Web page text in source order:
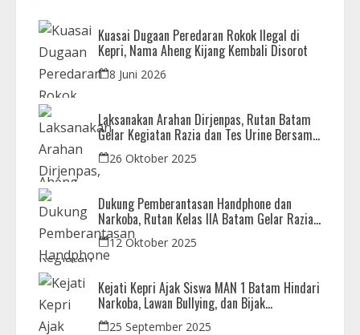
Kuasai Dugaan Peredaran Rokok Ilegal di
Kepri, Nama Aheng Kijang Kembali Disorot
8 Juni 2026
Laksanakan Arahan Dirjenpas, Rutan Batam
Gelar Kegiatan Razia dan Tes Urine Bersama
APH26 Oktober 2025
Dukung Pemberantasan Handphone dan
Narkoba, Rutan Kelas IIA Batam Gelar Razia
Bersama Aparat Penegak Hukum
12 Oktober 2025
Kejati Kepri Ajak Siswa MAN 1 Batam Hindari
Narkoba, Lawan Bullying, dan Bijak
Bermedsos
25 September 2025